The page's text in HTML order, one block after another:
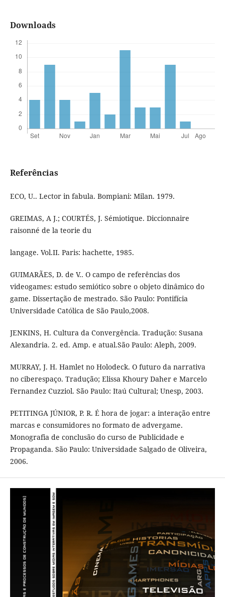
Downloads
Referências
ECO, U.. Lector in fabula. Bompiani: Milan. 1979.
GREIMAS, A J.; COURTÉS, J. Sémiotique. Diccionnaire
raisonné de la teorie du
langage. Vol.II. Paris: hachette, 1985.
GUIMARÃES, D. de V.. O campo de referências dos
videogames: estudo semiótico sobre o objeto dinâmico do
game. Dissertação de mestrado. São Paulo: Pontifícia
Universidade Católica de São Paulo,2008.
JENKINS, H. Cultura da Convergência. Tradução: Susana
Alexandria. 2. ed. Amp. e atual.São Paulo: Aleph, 2009.
MURRAY, J. H. Hamlet no Holodeck. O futuro da narrativa
no ciberespaço. Tradução; Elissa Khoury Daher e Marcelo
Fernandez Cuzziol. São Paulo: Itaú Cultural; Unesp, 2003.
PETITINGA JÚNIOR, P. R. É hora de jogar: a interação entre
marcas e consumidores no formato de advergame.
Monografia de conclusão do curso de Publicidade e
Propaganda. São Paulo: Universidade Salgado de Oliveira,
2006.